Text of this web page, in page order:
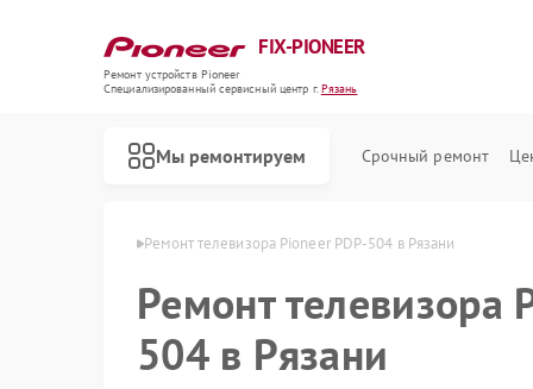
FIX-PIONEER
Ремонт устройств Pioneer
Специализированный cервисный центр г.Рязань
Мы ремонтируем Срочный ремонт
Pioneer в Рязани Ремонт телевизора Pioneer PDP-504 в Рязани
Ремонт телевизора
504 в Рязани